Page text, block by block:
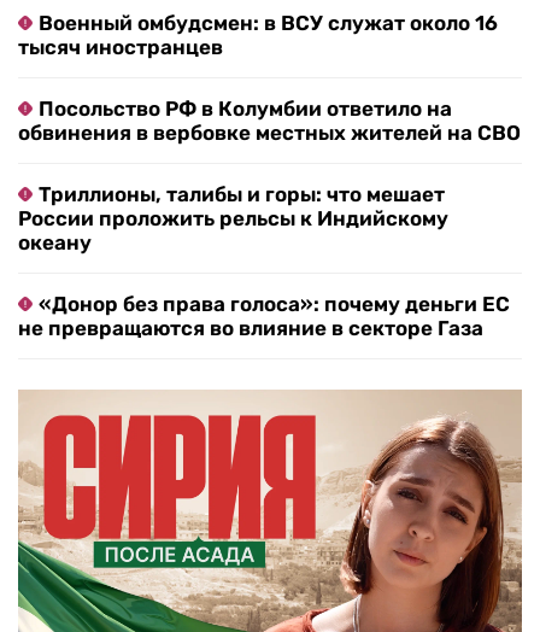
Военный омбудсмен: в ВСУ служат около 16
тысяч иностранцев
Посольство РФ в Колумбии ответило на
обвинения в вербовке местных жителей на СВО
Триллионы, талибы и горы: что мешает
России проложить рельсы к Индийскому
океану
«Донор без права голоса»: почему деньги ЕС
не превращаются во влияние в секторе Газа